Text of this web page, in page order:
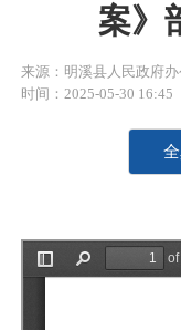
案》
来源：明溪县人民政府办
时间：2025-05-30 16:45